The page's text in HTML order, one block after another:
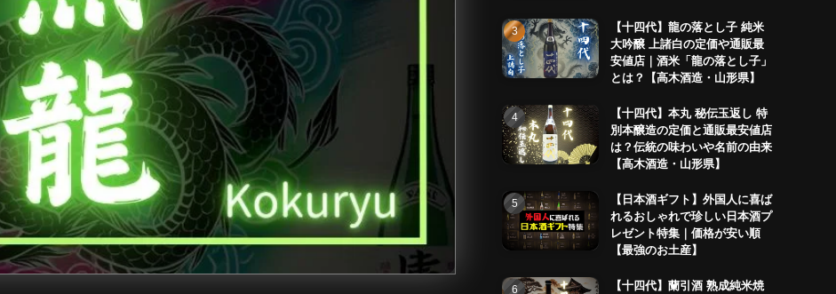
【十四代】龍の落とし子 純米
大吟醸 上諸白の定価や通販最
安値店｜酒米「龍の落とし子」
とは？【高木酒造・山形県】
【十四代】本丸 秘伝玉返し 特
別本醸造の定価と通販最安値店
は？伝統の味わいや名前の由来
【高木酒造・山形県】
【日本酒ギフト】外国人に喜ば
れるおしゃれで珍しい日本酒プ
レゼント特集｜価格が安い順
【最強のお土産】
【十四代】蘭引酒 熟成純米焼